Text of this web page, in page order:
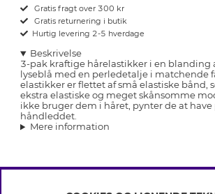
Gratis fragt over 300 kr
Gratis returnering i butik
Hurtig levering 2-5 hverdage
Beskrivelse
3-pak kraftige hårelastikker i en blanding
lyseblå med en perledetalje i matchende
elastikker er flettet af små elastiske bånd,
ekstra elastiske og meget skånsomme
ikke bruger dem i håret, pynter de at
håndleddet.
Mere information